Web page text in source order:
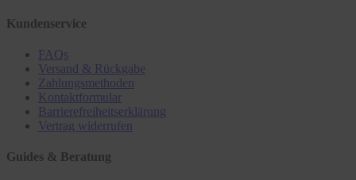
Kundenservice
FAQs
Versand & Rückgabe
Zahlungsmethoden
Kontaktformular
Barrierefreiheitserklärung
Vertrag widerrufen
Guides & Beratung